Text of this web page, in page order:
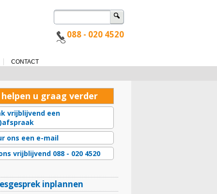
Zoeken
naar:
088 - 020 4520
CONTACT
u graag verder
vrijblijvend een
ons een e-mail
vrijblijvend 088 - 020 4520
inplannen